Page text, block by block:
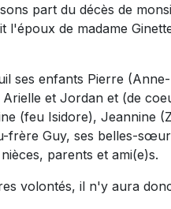
part du décès de
l'époux de madame
ses enfants Pierre
et Jordan et (de
(feu Isidore), Jeannine
frère Guy, ses belles-
parents et ami(e)s.
volontés, il n'y aura